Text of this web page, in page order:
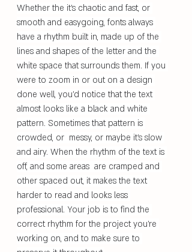
Whether the it's chaotic and fast, or
smooth and easygoing, fonts always
have a rhythm built in, made up of the
lines and shapes of the letter and the
white space that surrounds them. If you
were to zoom in or out on a design
done well, you'd notice that the text
almost looks like a black and white
pattern. Sometimes that pattern is
crowded, or  messy, or maybe it's slow
and airy. When the rhythm of the text is
off, and some areas  are cramped and
other spaced out, it makes the text
harder to read and looks less
professional. Your job is to find the
correct rhythm for the project you're
working on, and to make sure to